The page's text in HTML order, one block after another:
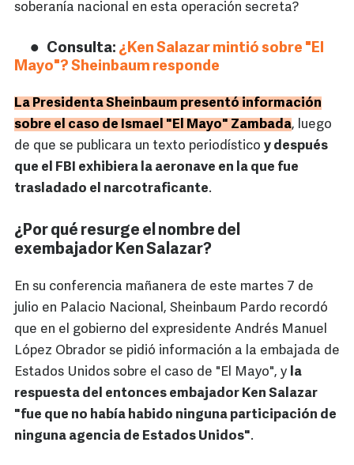
soberanía nacional en esta operación secreta?
Consulta: ¿Ken Salazar mintió sobre "El
Mayo"? Sheinbaum responde
La Presidenta Sheinbaum presentó información
sobre el caso de Ismael "El Mayo" Zambada, luego
de que se publicara un texto periodístico y después
que el FBI exhibiera la aeronave en la que fue
trasladado el narcotraficante.
¿Por qué resurge el nombre del
exembajador Ken Salazar?
En su conferencia mañanera de este martes 7 de
julio en Palacio Nacional, Sheinbaum Pardo recordó
que en el gobierno del expresidente Andrés Manuel
López Obrador se pidió información a la embajada de
Estados Unidos sobre el caso de "El Mayo", y la
respuesta del entonces embajador Ken Salazar
"fue que no había habido ninguna participación de
ninguna agencia de Estados Unidos".